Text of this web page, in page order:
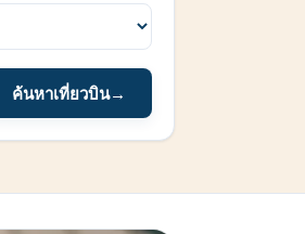
ค้นหาเที่ยวบิน→